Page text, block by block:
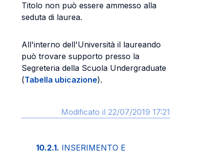
Titolo non può essere ammesso alla
seduta di laurea.
All'interno dell'Università il laureando
può trovare supporto presso la
Segreteria della Scuola Undergraduate
(Tabella ubicazione).
Modificato il 22/07/2019 17:21
10.2.1. INSERIMENTO E